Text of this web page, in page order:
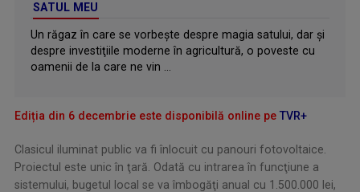
SATUL MEU
Un răgaz în care se vorbeşte despre magia satului, dar şi
despre investiţiile moderne în agricultură, o poveste cu
oamenii de la care ne vin ...
Ediția din 6 decembrie este disponibilă online pe TVR+
Clasicul iluminat public va fi înlocuit cu panouri fotovoltaice.
Proiectul este unic în ţară. Odată cu intrarea în funcţiune a
sistemului, bugetul local se va îmbogăţi anual cu 1.500.000 lei,